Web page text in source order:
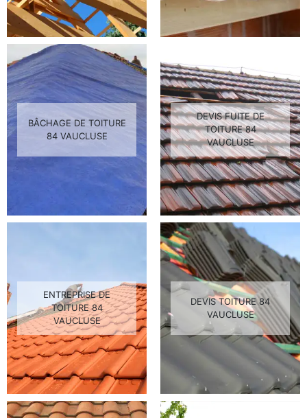
BÂCHAGE DE TOITURE
84 VAUCLUSE
DEVIS FUITE DE
TOITURE 84
VAUCLUSE
ENTREPRISE DE
TOITURE 84
VAUCLUSE
DEVIS TOITURE 84
VAUCLUSE